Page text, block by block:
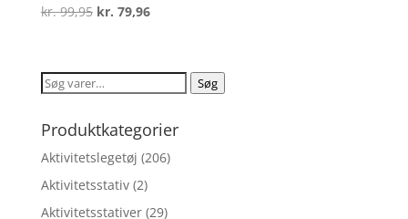
Vurderet
5
kr.99,95 Den
var:
kr. 99,95.
kr. 79,96Den
er:
kr. 79,96.
Søg
Søg
Produktkategorier
Aktivitetslegetøj (206)
Aktivitetsstativ (2)
Aktivitetsstativer (29)